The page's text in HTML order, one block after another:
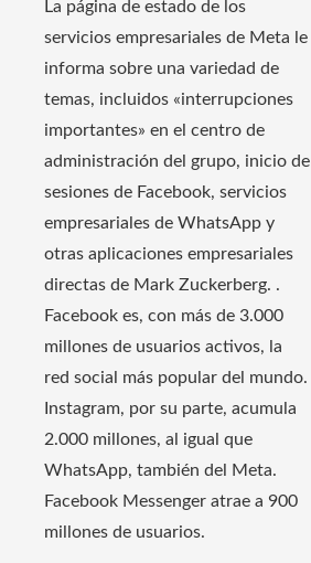
La página de estado de los
servicios empresariales de Meta le
informa sobre una variedad de
temas, incluidos «interrupciones
importantes» en el centro de
administración del grupo, inicio de
sesiones de Facebook, servicios
empresariales de WhatsApp y
otras aplicaciones empresariales
directas de Mark Zuckerberg. .
Facebook es, con más de 3.000
millones de usuarios activos, la
red social más popular del mundo.
Instagram, por su parte, acumula
2.000 millones, al igual que
WhatsApp, también del Meta.
Facebook Messenger atrae a 900
millones de usuarios.